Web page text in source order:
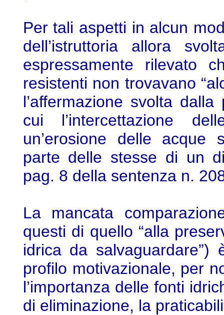
Per tali aspetti in alcun
dell’istruttoria allora
espressamente rilevato
resistenti non trovavano
l’affermazione svolta
cui l’intercettazione
un’erosione delle acque
parte delle stesse di un
pag. 8 della sentenza n.
La mancata
questi di quello “alla
idrica da
profilo motivazionale, per
l’importanza delle fonti
di eliminazione, la